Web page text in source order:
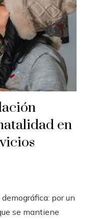
en
por un
se mantiene